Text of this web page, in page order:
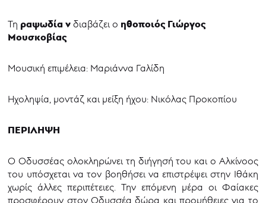
Τη ραψωδία ν διαβάζει ο ηθοποιός Γιώργος
Μουσκοβίας
Μουσική επιμέλεια: Μαριάννα Γαλίδη
Ηχοληψία, μοντάζ και μείξη ήχου: Νικόλας Προκοπίου
ΠΕΡΙΛΗΨΗ
Ο Οδυσσέας ολοκληρώνει τη διήγησή του και ο Αλκίνοος
του υπόσχεται να τον βοηθήσει να επιστρέψει στην Ιθάκη
χωρίς άλλες περιπέτειες. Την επόμενη μέρα οι Φαίακες
προσφέρουν στον Οδυσσέα δώρα και προμήθειες για το